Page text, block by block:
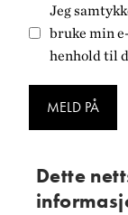
Jeg
bruke min
henhold til
MELD PÅ
Dette